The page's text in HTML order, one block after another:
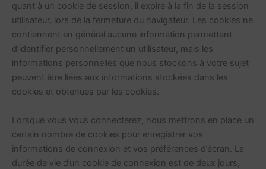
quant à un cookie de session, il expire à la fin de la session
utilisateur, lors de la fermeture du navigateur. Les cookies ne
contiennent en général aucune information permettant
d’identifier personnellement un utilisateur, mais les
informations personnelles que nous stockons à votre sujet
peuvent être liées aux informations stockées dans les
cookies et obtenues par les cookies.
Lorsque vous vous connecterez, nous mettrons en place un
certain nombre de cookies pour enregistrer vos
informations de connexion et vos préférences d’écran. La
durée de vie d’un cookie de connexion est de deux jours,